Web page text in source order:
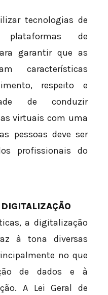
tecnologias de
plataformas de
garantir que as
características
respeito e
de conduzir
virtuais com uma
pessoas deve ser
profissionais do
a digitalização
à tona diversas
no que
de dados e à
A Lei Geral de